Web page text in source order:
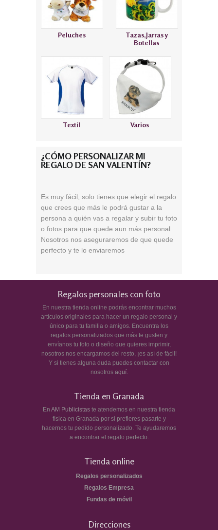
Peluches
Tazas,Jarras y
Botellas
Textil Varios
¿CÓMO PERSONALIZAR MI
REGALO DE SAN VALENTÍN?
Es muy fácil, solo tienes que elegir el regalo
que crees que más le podrá gustar a la
persona a quién vas a regalar y subir tu foto
o fotos para que quede aun más personal.
Nosotros nos aseguraremos de que quede
perfecto y te lo enviaremos
Regalos personales con foto
En nuestra tienda online podrás encontrar muchos
artículos originales para hacer un regalo personal y
único para tu familia o amigos. Encuentra los
regalos personalizados que más te gusten y
envíanos tu foto o diseño que quieres imprimir,
nosotros nos encargamos del resto, ¡es así de fácil!
Y si tienes alguna duda puedes contactar con
nosotros aquí.
Tienda en Granada
En AM Publicistas te atendemos en nuestra tienda
física en Granada por si prefieres pasarte y
hacernos tu pedido personalizado. Te ayudaremos
a encontrar el regalo perfecto.
Tienda online
Regalos personalizados
Regalos Empresa
Fundas de móvil
Direcciones